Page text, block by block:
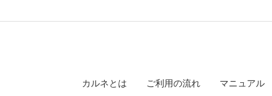
カルネとは ご利用の流れ マニュアル